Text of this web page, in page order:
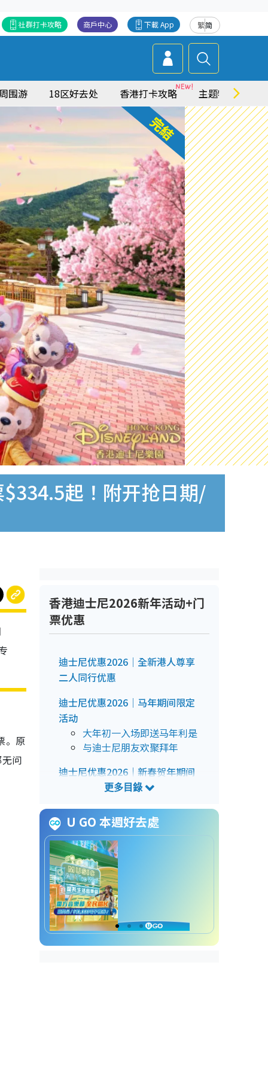
繁简
下載 App
商戶中心
社群打卡攻略
围游 18区好去处 香港打卡攻略 主题特集
起！附开抢日期/
。原
问
香港迪士尼2026新年活动+门
票优惠
迪士尼优惠2026｜全新港人尊享
二人同行优惠
迪士尼优惠2026｜马年期间限定
活动
大年初一入场即送马年利是
与迪士尼朋友欢聚拜年
迪士尼优惠2026｜新春贺年期间
迪士尼优惠2026｜$488新年开运
福袋
迪士尼新年开运福袋详情
迪士尼优惠2026｜购物送足金吊
坠/白金卡年票/国宾厅主题套房
迪士尼优惠2026｜新春马年主题
精品
U GO 本週好去處